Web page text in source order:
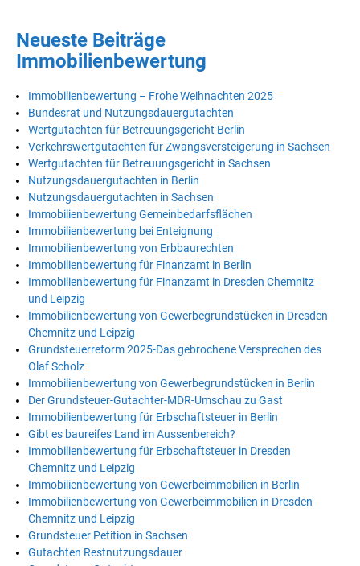
Neueste Beiträge
Immobilienbewertung
Immobilienbewertung – Frohe Weihnachten 2025
Bundesrat und Nutzungsdauergutachten
Wertgutachten für Betreuungsgericht Berlin
Verkehrswertgutachten für Zwangsversteigerung in Sachsen
Wertgutachten für Betreuungsgericht in Sachsen
Nutzungsdauergutachten in Berlin
Nutzungsdauergutachten in Sachsen
Immobilienbewertung Gemeinbedarfsflächen
Immobilienbewertung bei Enteignung
Immobilienbewertung von Erbbaurechten
Immobilienbewertung für Finanzamt in Berlin
Immobilienbewertung für Finanzamt in Dresden Chemnitz
und Leipzig
Immobilienbewertung von Gewerbegrundstücken in Dresden
Chemnitz und Leipzig
Grundsteuerreform 2025-Das gebrochene Versprechen des
Olaf Scholz
Immobilienbewertung von Gewerbegrundstücken in Berlin
Der Grundsteuer-Gutachter-MDR-Umschau zu Gast
Immobilienbewertung für Erbschaftsteuer in Berlin
Gibt es baureifes Land im Aussenbereich?
Immobilienbewertung für Erbschaftsteuer in Dresden
Chemnitz und Leipzig
Immobilienbewertung von Gewerbeimmobilien in Berlin
Immobilienbewertung von Gewerbeimmobilien in Dresden
Chemnitz und Leipzig
Grundsteuer Petition in Sachsen
Gutachten Restnutzungsdauer